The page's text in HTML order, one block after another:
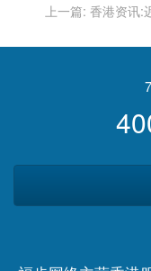
上一篇: 香港资讯: